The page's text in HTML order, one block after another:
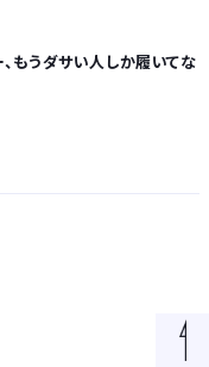
もうダサい人しか履いてな